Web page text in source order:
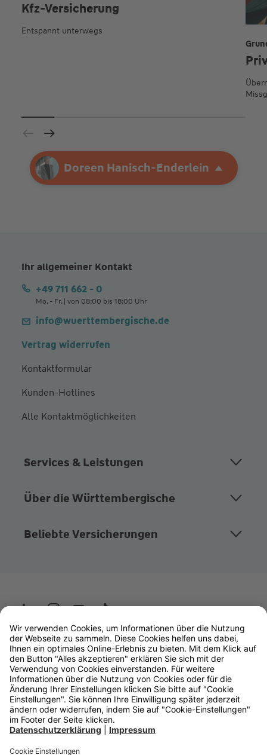
Ihre Agentur Doreen Hanisch-Enderlein
Doreen Hanisch-Enderlein
Kfz-Versicherung
Entspannt unterwegs
Ihr allgemeiner Kontakt
+49 711 662 - 0
Mo. - Fr. | von 08:00 bis 18:00 Uhr
info@wuerttembergische.de
Vertrag widerrufen
Kontaktformular
Kunden-Hotlines
Alle Kontaktmöglichkeiten
Services & Leistungen
Über die Württembergische
Beliebte Versicherungen
Wüstenrot
W&W Gruppe
OLB Bank
Makler
Impressum
Datenschutz
Rechtliche Hinweise